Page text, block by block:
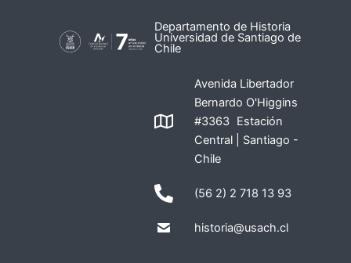
Departamento de Historia
Universidad de Santiago de
Chile
Avenida Libertador
Bernardo O'Higgins
#3363 Estación
Central | Santiago -
Chile
(56 2) 2 718 13 93
historia@usach.cl